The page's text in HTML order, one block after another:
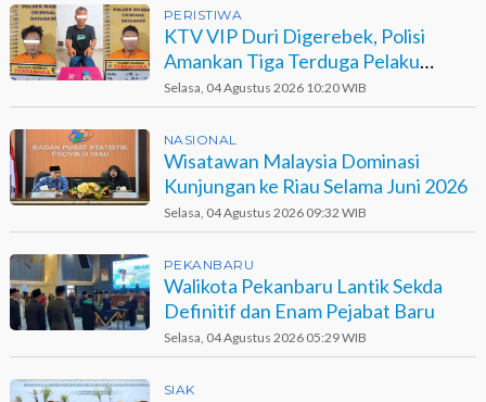
PERISTIWA
KTV VIP Duri Digerebek, Polisi
Amankan Tiga Terduga Pelaku
Narkotika
Selasa, 04 Agustus 2026 10:20 WIB
NASIONAL
Wisatawan Malaysia Dominasi
Kunjungan ke Riau Selama Juni 2026
Selasa, 04 Agustus 2026 09:32 WIB
PEKANBARU
Walikota Pekanbaru Lantik Sekda
Definitif dan Enam Pejabat Baru
Selasa, 04 Agustus 2026 05:29 WIB
SIAK